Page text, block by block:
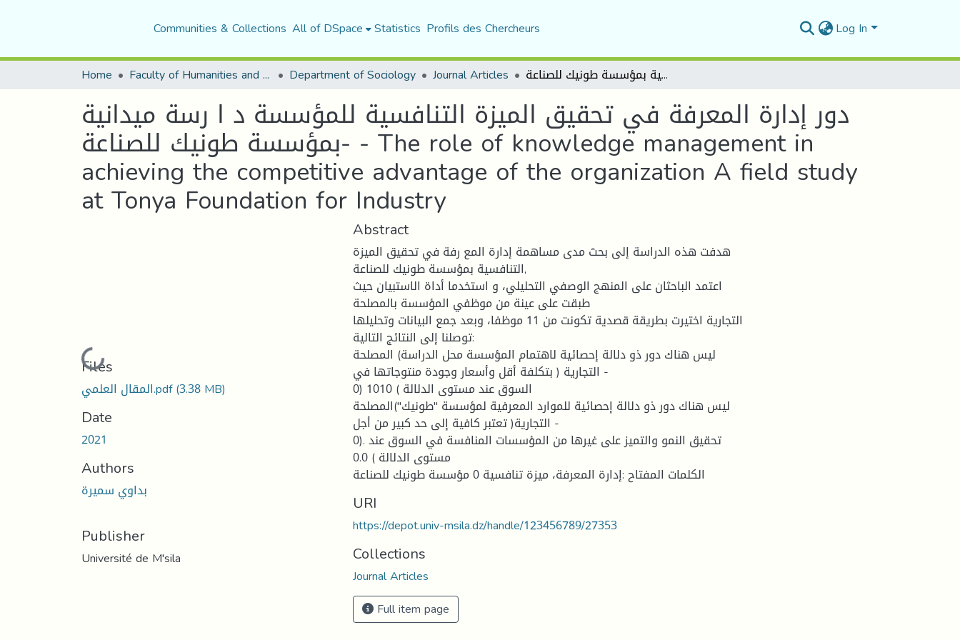
Communities & Collections All of DSpace Statistics Profils des Chercheurs Log In
Home Faculty of Humanities and Social Sciences Department of Sociology Journal Articles دور إدارة المعرفة في تحقيق الميزة التنافسية للمؤسسة د ا رسة ميدانية بمؤسسة طونيك للصناعة- - The role of knowledge management in achieving the competitive advantage of the organization A field study at Tonya Foundation for Industry
دور إدارة المعرفة في تحقيق الميزة التنافسية للمؤسسة د ا رسة ميدانية
بمؤسسة طونيك للصناعة- - The role of knowledge management in
achieving the competitive advantage of the organization A field study
at Tonya Foundation for Industry
Loading...
Files
المقال العلمي.pdf(3.38 MB)
Date
2021
Authors
بداوي سميرة
Publisher
Université de M'sila
Abstract
هدفت هذه الدراسة إلى بحث مدى مساهمة إدارة المع رفة في تحقيق الميزة
التنافسية بمؤسسة طونيك للصناعة,
اعتمد الباحثان على المنهج الوصفي التحليلي، و استخدما أداة الاستبيان حيث
طبقت على عينة من موظفي المؤسسة بالمصلحة
التجارية اختيرت بطريقة قصدية تكونت من 11 موظفا، وبعد جمع البيانات وتحليلها
توصلنا إلى النتائج التالية:
ليس هناك دور ذو دلالة إحصائية لاهتمام المؤسسة محل الدراسة) المصلحة
التجارية ( بتكلفة أقل وأسعار وجودة منتوجاتها في -
0) السوق عند مستوى الدلالة ) 1010
ليس هناك دور ذو دلالة إحصائية للموارد المعرفية لمؤسسة "طونيك")المصلحة
التجارية( تعتبر كافية إلى حد كبير من أجل -
0). تحقيق النمو والتميز على غيرها من المؤسسات المنافسة في السوق عند
مستوى الدلالة ) 0.0
الكلمات المفتاح :إدارة المعرفة، ميزة تنافسية 0 مؤسسة طونيك للصناعة
URI
https://depot.univ-msila.dz/handle/123456789/27353
Collections
Journal Articles
Full item page